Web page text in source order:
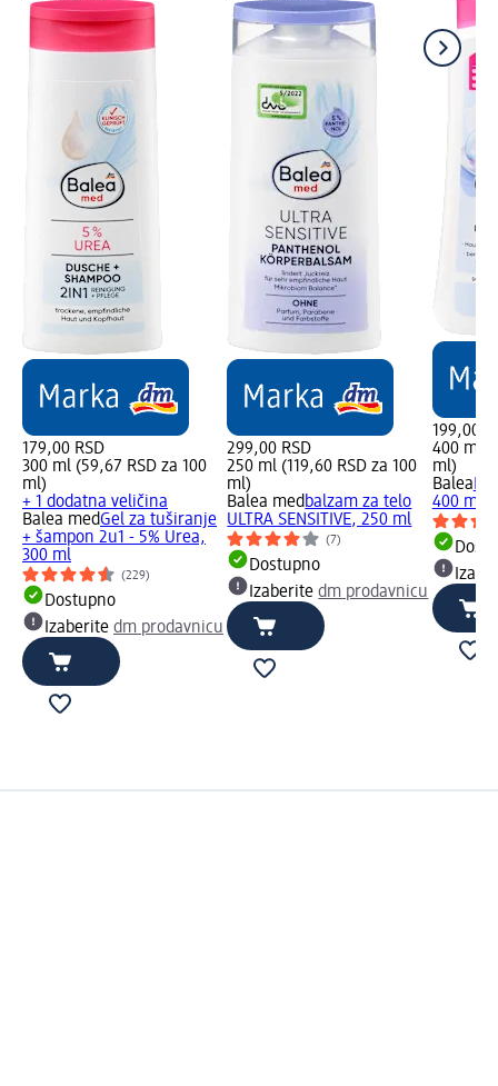
179,00 RSD
300 ml (59,67 RSD za 100
ml)
+ 1 dodatna veličina
Balea medGel za tuširanje
+ šampon 2u1 - 5% Urea,
300 ml
(229)
Dostupno
Izaberite dm prodavnicu
299,00 RSD
250 ml (119,60 RSD za 100
ml)
Balea medbalzam za telo
ULTRA SENSITIVE, 250 ml
(7)
Dostupno
Izaberitedm prodavnicu
199,00
400 ml
ml)
Balea
400 ml